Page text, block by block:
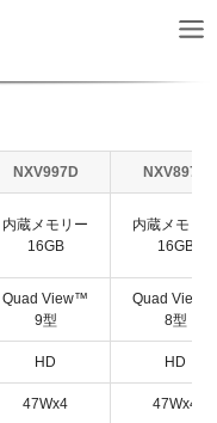
NXV997D NXV897D
内蔵メモリー
16GB
内蔵メモリー
16GB
Quad View™
9型
Quad View™
8型
HD HD
47Wx4 47Wx4